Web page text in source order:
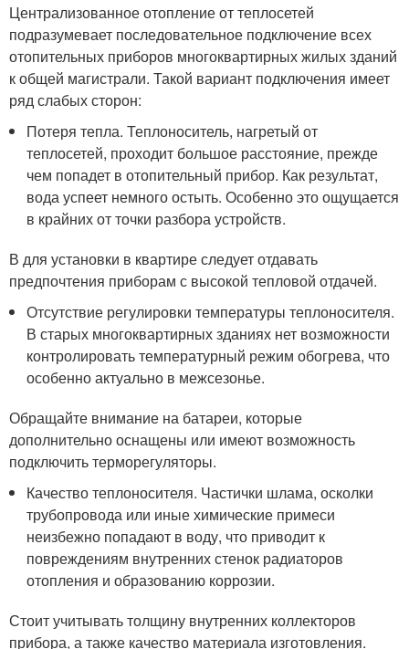
Централизованное отопление от теплосетей
подразумевает последовательное подключение всех
отопительных приборов многоквартирных жилых зданий
к общей магистрали. Такой вариант подключения имеет
ряд слабых сторон:
Потеря тепла. Теплоноситель, нагретый от
теплосетей, проходит большое расстояние, прежде
чем попадет в отопительный прибор. Как результат,
вода успеет немного остыть. Особенно это ощущается
в крайних от точки разбора устройств.
В для установки в квартире следует отдавать
предпочтения приборам с высокой тепловой отдачей.
Отсутствие регулировки температуры теплоносителя.
В старых многоквартирных зданиях нет возможности
контролировать температурный режим обогрева, что
особенно актуально в межсезонье.
Обращайте внимание на батареи, которые
дополнительно оснащены или имеют возможность
подключить терморегуляторы.
Качество теплоносителя. Частички шлама, осколки
трубопровода или иные химические примеси
неизбежно попадают в воду, что приводит к
повреждениям внутренних стенок радиаторов
отопления и образованию коррозии.
Стоит учитывать толщину внутренних коллекторов
прибора, а также качество материала изготовления.